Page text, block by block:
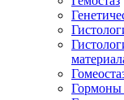
Гормоны